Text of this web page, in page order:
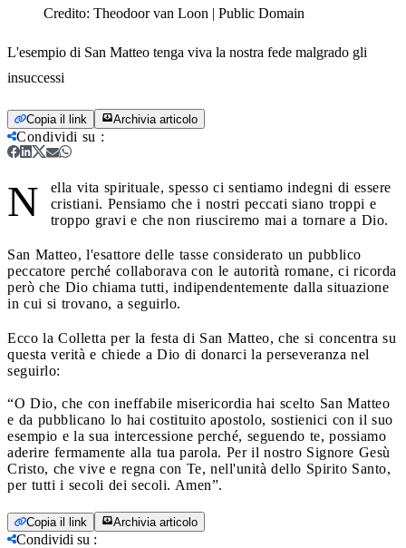
Credito: Theodoor van Loon | Public Domain
L'esempio di San Matteo tenga viva la nostra fede malgrado gli
insuccessi
Copia il link Archivia articolo
Condividi su :
N
ella vita spirituale, spesso ci sentiamo indegni di essere
cristiani. Pensiamo che i nostri peccati siano troppi e
troppo gravi e che non riusciremo mai a tornare a Dio.
San Matteo, l'esattore delle tasse considerato un pubblico
peccatore perché collaborava con le autorità romane, ci ricorda
però che Dio chiama tutti, indipendentemente dalla situazione
in cui si trovano, a seguirlo.
Ecco la Colletta per la festa di San Matteo, che si concentra su
questa verità e chiede a Dio di donarci la perseveranza nel
seguirlo:
“O Dio, che con ineffabile misericordia hai scelto San Matteo
e da pubblicano lo hai costituito apostolo, sostienici con il suo
esempio e la sua intercessione perché, seguendo te, possiamo
aderire fermamente alla tua parola. Per il nostro Signore Gesù
Cristo, che vive e regna con Te, nell'unità dello Spirito Santo,
per tutti i secoli dei secoli. Amen”.
Copia il link Archivia articolo
Condividi su :